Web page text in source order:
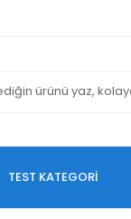
TEST KATEGORİ